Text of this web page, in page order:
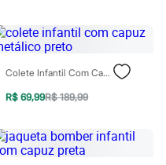
Colete Infantil Com Capuz Metálico Preto
R$ 69,99R$ 189,99